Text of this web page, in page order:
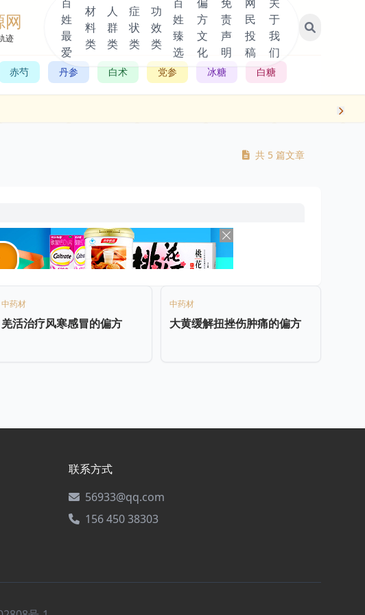
迹
姓
最
爱
材
料
类
人
群
类
症
状
类
功
效
类
姓
臻
选
方
文
化
责
声
明
民
投
稿
于
我
们
赤芍 丹参 白术 党参 冰糖 白糖
共 5 篇文章
中药材
羌活治疗风寒感冒的偏方
中药材
大黄缓解扭挫伤肿痛的偏方
联系方式
56933@qq.com
156 450 38303